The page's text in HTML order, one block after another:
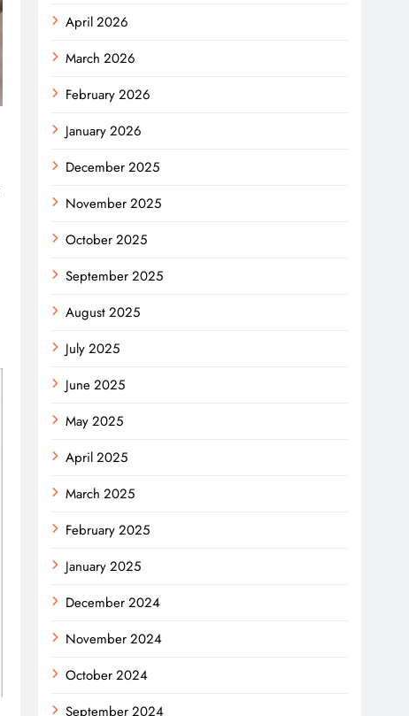
April 2026
March 2026
February 2026
January 2026
December 2025
November 2025
October 2025
September 2025
August 2025
July 2025
June 2025
May 2025
April 2025
March 2025
February 2025
January 2025
December 2024
November 2024
October 2024
September 2024